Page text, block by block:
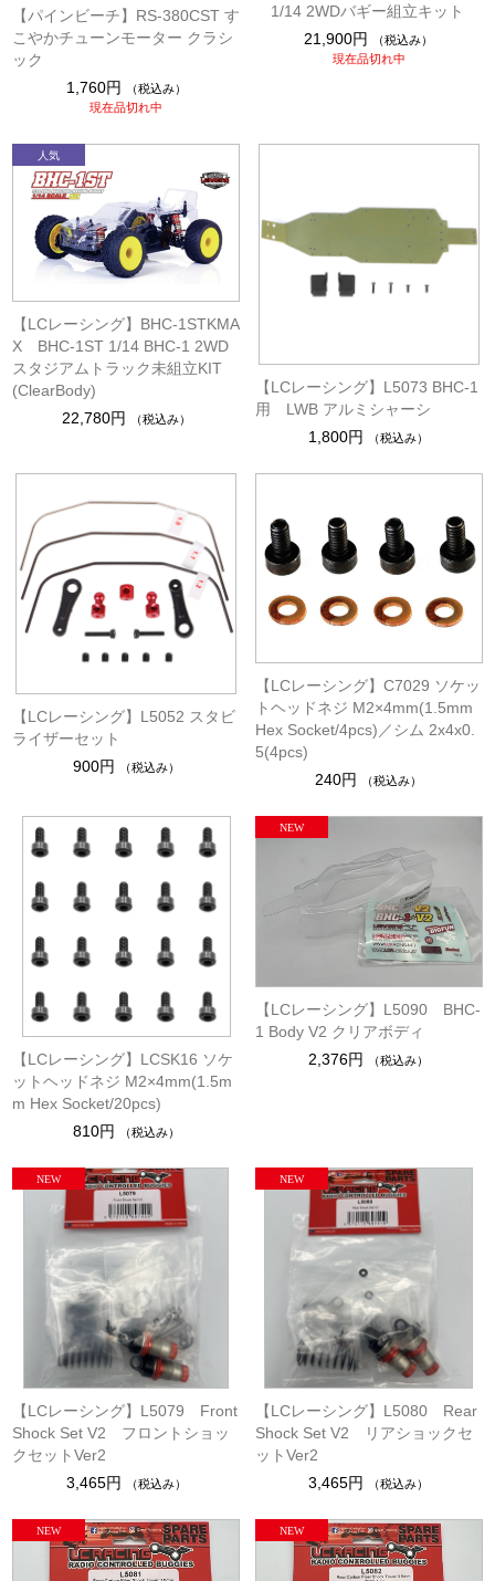
【パインビーチ】RS-380CST す
こやかチューンモーター クラシ
ック
1,760円
（税込み）
現在品切れ中
1/14 2WDバギー組立キット
21,900円
（税込み）
現在品切れ中
【LCレーシング】BHC-1STKMA
X BHC-1ST 1/14 BHC-1 2WD
スタジアムトラック未組立KIT
(ClearBody)
22,780円
（税込み）
【LCレーシング】L5073 BHC-1
用 LWB アルミシャーシ
1,800円
（税込み）
【LCレーシング】L5052 スタビ
ライザーセット
900円
（税込み）
【LCレーシング】C7029 ソケッ
トヘッドネジ M2×4mm(1.5mm
Hex Socket/4pcs)／シム 2x4x0.
5(4pcs)
240円
（税込み）
【LCレーシング】LCSK16 ソケ
ットヘッドネジ M2×4mm(1.5m
m Hex Socket/20pcs)
810円
（税込み）
【LCレーシング】L5090 BHC-
1 Body V2 クリアボディ
2,376円
（税込み）
【LCレーシング】L5079 Front
Shock Set V2 フロントショッ
クセットVer2
3,465円
（税込み）
【LCレーシング】L5080 Rear
Shock Set V2 リアショックセ
ットVer2
3,465円
（税込み）